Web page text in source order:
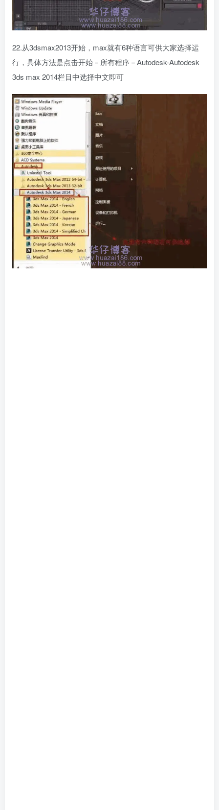
22.从3dsmax2013开始，max就有6种语言可供大家选择运
行，具体方法是点击开始－所有程序－Autodesk-Autodesk
3ds max 2014栏目中选择中文即可